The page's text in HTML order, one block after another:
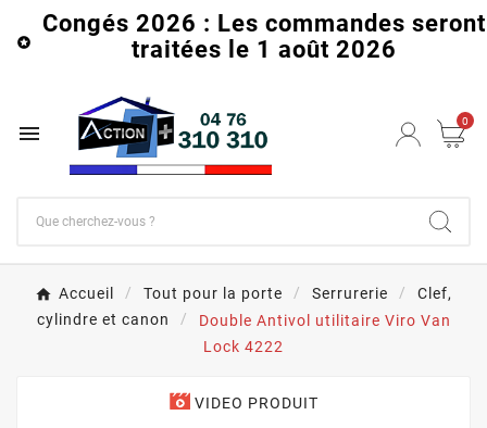

Congés 2026 : Les commandes seront
traitées le 1 août 2026
 0
Accueil Tout pour la porte Serrurerie
Clef,
cylindre et canon
Double Antivol utilitaire Viro Van
Lock 4222
VIDEO PRODUIT